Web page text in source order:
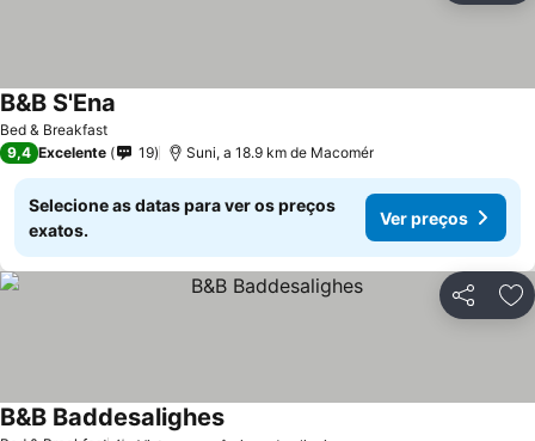
Bed & Breakfast
B&B S'Ena
9,4 Excelente 19 Suni, a 18.9 km de Macomér
Selecione as datas para ver os preços
exatos.
Ver preços
Partilhar
B&B Baddesalighes